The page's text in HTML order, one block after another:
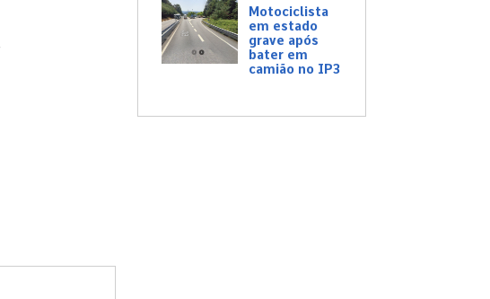
Motociclista
em estado
grave após
bater em
camião no IP3